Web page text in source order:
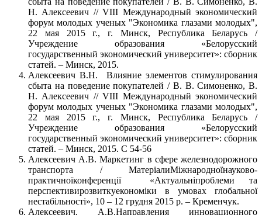
Н. Алексеевич // VIII Международный экономический
форум молодых ученых "Экономика глазами молодых",
22 мая 2015 г., г. Минск, Республика Беларусь /
Учреждение образования «Белорусский
государственный экономический университет»: сборник
статей. – Минск, 2015.
Алексеевич В.Н. Влияние элементов стимулирования
сбыта на поведение покупателей / В. В. Симоненко, В.
Н. Алексеевич // VIII Международный экономический
форум молодых ученых "Экономика глазами молодых",
22 мая 2015 г., г. Минск, Республика Беларусь /
Учреждение образования «Белорусский
государственный экономический университет»: сборник
статей. – Минск, 2015. С 54-56
Алексеевич А.В. Маркетинг в сфере железнодорожного
транспорта / МатеріалиМіжнародноїнауково-
практичноїконференції «Актуальніпроблеми та
перспективирозвиткуекономіки в умовах глобальної
нестабільності», 10 – 12 грудня 2015 р. – Кременчук.
Алексеевич, А.В.Направления инновационного